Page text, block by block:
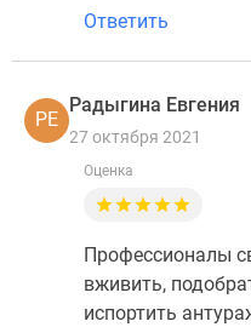
Ответить
РЕ
Радыгина Евгения
27 октября 2021
Оценка
Профессионалы
вживить,
испортить